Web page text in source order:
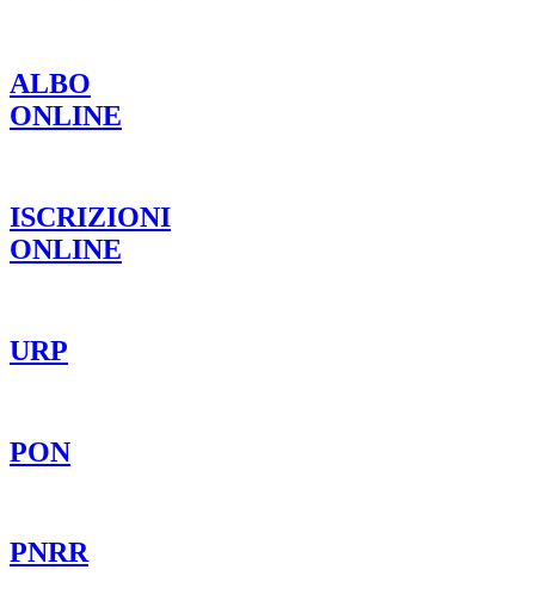
ALBO
ONLINE
ISCRIZIONI
ONLINE
URP
PON
PNRR